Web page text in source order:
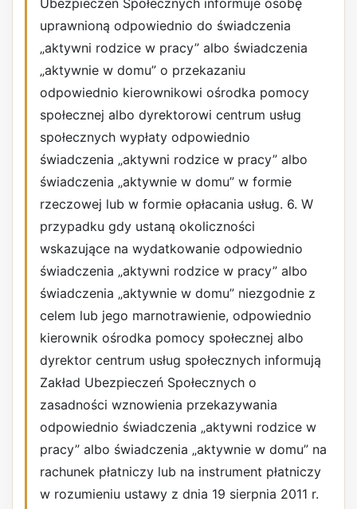
Ubezpieczeń Społecznych informuje osobę
uprawnioną odpowiednio do świadczenia
„aktywni rodzice w pracy” albo świadczenia
„aktywnie w domu” o przekazaniu
odpowiednio kierownikowi ośrodka pomocy
społecznej albo dyrektorowi centrum usług
społecznych wypłaty odpowiednio
świadczenia „aktywni rodzice w pracy” albo
świadczenia „aktywnie w domu” w formie
rzeczowej lub w formie opłacania usług. 6. W
przypadku gdy ustaną okoliczności
wskazujące na wydatkowanie odpowiednio
świadczenia „aktywni rodzice w pracy” albo
świadczenia „aktywnie w domu” niezgodnie z
celem lub jego marnotrawienie, odpowiednio
kierownik ośrodka pomocy społecznej albo
dyrektor centrum usług społecznych informują
Zakład Ubezpieczeń Społecznych o
zasadności wznowienia przekazywania
odpowiednio świadczenia „aktywni rodzice w
pracy” albo świadczenia „aktywnie w domu” na
rachunek płatniczy lub na instrument płatniczy
w rozumieniu ustawy z dnia 19 sierpnia 2011 r.